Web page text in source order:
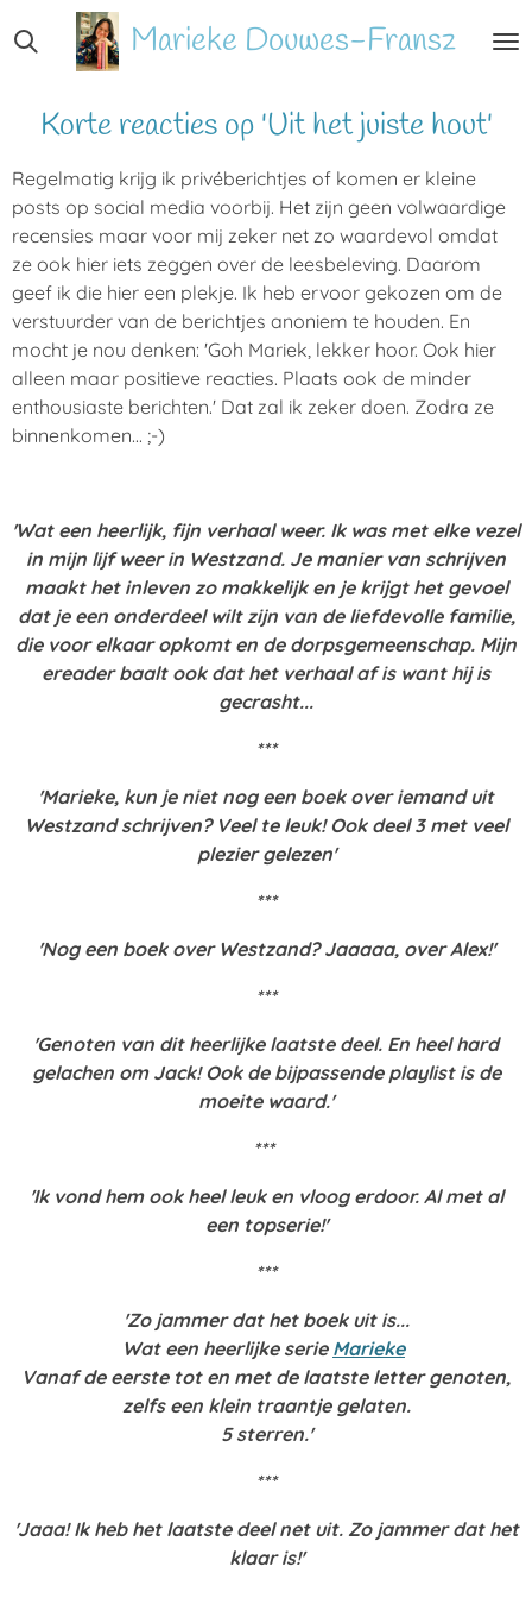
direct
hoofdinhoud
Marieke Douwes-Fransz
Korte reacties op 'Uit het juiste hout'
Regelmatig krijg ik privéberichtjes of komen er kleine
posts op social media voorbij. Het zijn geen volwaardige
recensies maar voor mij zeker net zo waardevol omdat
ze ook hier iets zeggen over de leesbeleving. Daarom
geef ik die hier een plekje. Ik heb ervoor gekozen om de
verstuurder van de berichtjes anoniem te houden. En
mocht je nou denken: 'Goh Mariek, lekker hoor. Ook hier
alleen maar positieve reacties. Plaats ook de minder
enthousiaste berichten.' Dat zal ik zeker doen. Zodra ze
binnenkomen... ;-)
'Wat een heerlijk, fijn verhaal weer. Ik was met elke vezel
in mijn lijf weer in Westzand. Je manier van schrijven
maakt het inleven zo makkelijk en je krijgt het gevoel
dat je een onderdeel wilt zijn van de liefdevolle familie,
die voor elkaar opkomt en de dorpsgemeenschap. Mijn
ereader baalt ook dat het verhaal af is want hij is
gecrasht...
***
'Marieke, kun je niet nog een boek over iemand uit
Westzand schrijven? Veel te leuk! Ook deel 3 met veel
plezier gelezen'
***
'Nog een boek over Westzand? Jaaaaa, over Alex!'
***
'Genoten van dit heerlijke laatste deel. En heel hard
gelachen om Jack! Ook de bijpassende playlist is de
moeite waard.'
***
'Ik vond hem ook heel leuk en vloog erdoor. Al met al
een topserie!'
***
'Zo jammer dat het boek uit is...
Wat een heerlijke serie Marieke
Vanaf de eerste tot en met de laatste letter genoten,
zelfs een klein traantje gelaten.
5 sterren.'
***
'Jaaa! Ik heb het laatste deel net uit. Zo jammer dat het
klaar is!'